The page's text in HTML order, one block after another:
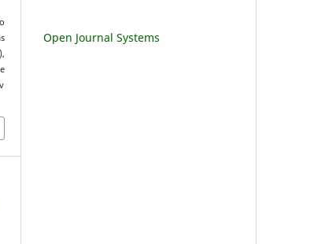
Open Journal Systems